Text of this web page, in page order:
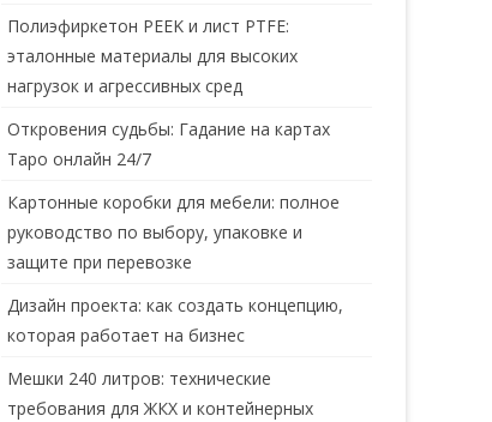
Полиэфиркетон PEEK и лист PTFE:
эталонные материалы для высоких
нагрузок и агрессивных сред
Откровения судьбы: Гадание на картах
Таро онлайн 24/7
Картонные коробки для мебели: полное
руководство по выбору, упаковке и
защите при перевозке
Дизайн проекта: как создать концепцию,
которая работает на бизнес
Мешки 240 литров: технические
требования для ЖКХ и контейнерных